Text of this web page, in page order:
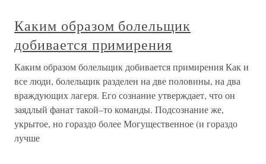
Каким образом болельщик
добивается примирения
Каким образом болельщик добивается примирения Как и
все люди, болельщик разделен на две половины, на два
враждующих лагеря. Его сознание утверждает, что он
заядлый фанат такой–то команды. Подсознание же,
укрытое, но гораздо более Могущественное (и гораздо
лучше